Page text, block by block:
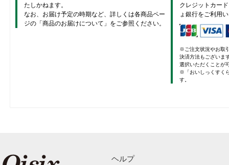
たしかねます。
なお、お届け予定の時期など、詳しくは各商品ペー
ジの「商品のお届けについて」をご参照ください。
クレジットカー
ょ銀行をご利用
※ご注文状況やお取
決済方法もございま
選択いただくことが
※「おいしっくすく
す。
ヘルプ